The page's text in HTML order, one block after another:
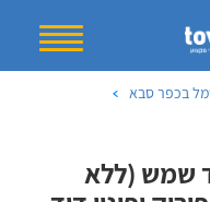
בכפר סבא
שמש (ללא